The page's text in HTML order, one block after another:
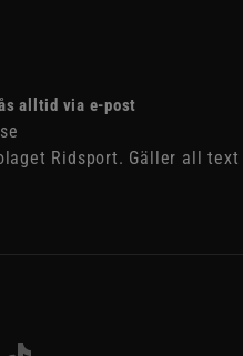
alltid via e-post
Ridsport. Gäller all text